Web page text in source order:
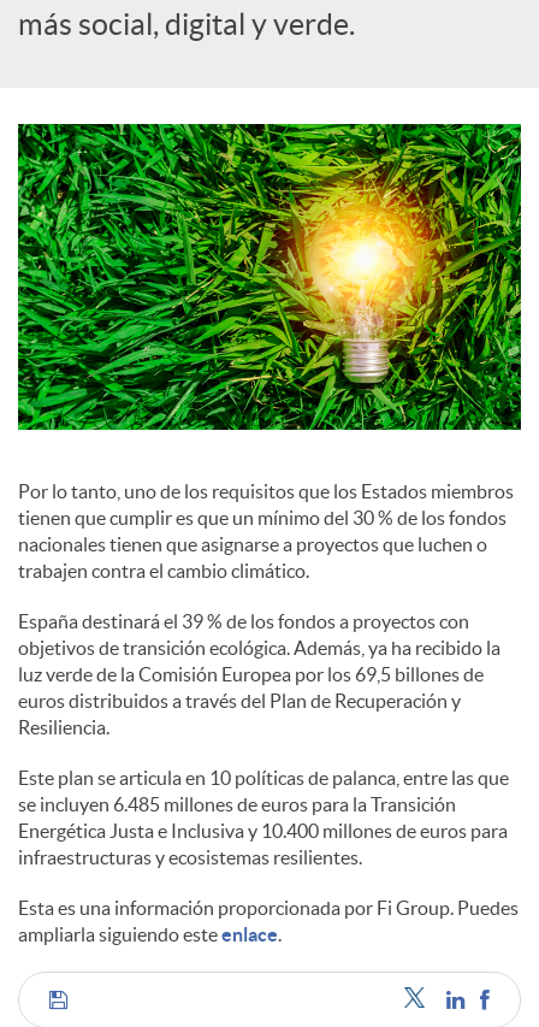
o
c
i
a
l
e
s
más social, digital y verde.
Por lo tanto, uno de los requisitos que los Estados miembros
tienen que cumplir es que un mínimo del 30 % de los fondos
nacionales tienen que asignarse a proyectos que luchen o
trabajen contra el cambio climático.
España destinará el 39 % de los fondos a proyectos con
objetivos de transición ecológica. Además, ya ha recibido la
luz verde de la Comisión Europea por los 69,5 billones de
euros distribuidos a través del Plan de Recuperación y
Resiliencia.
Este plan se articula en 10 políticas de palanca, entre las que
se incluyen 6.485 millones de euros para la Transición
Energética Justa e Inclusiva y 10.400 millones de euros para
infraestructuras y ecosistemas resilientes.
Esta es una información proporcionada por Fi Group. Puedes
ampliarla siguiendo esteenlace.